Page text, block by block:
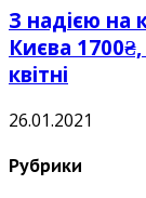
З надією на
Києва
квітні
26.01.2021
Рубрики